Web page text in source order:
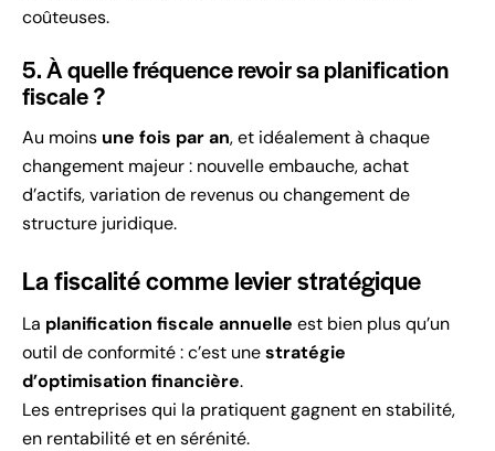
coûteuses.
5. À quelle fréquence revoir sa planification
fiscale ?
Au moins une fois par an, et idéalement à chaque
changement majeur : nouvelle embauche, achat
d’actifs, variation de revenus ou changement de
structure juridique.
La fiscalité comme levier stratégique
La planification fiscale annuelle est bien plus qu’un
outil de conformité : c’est unestratégie
d’optimisation financière.
Les entreprises qui la pratiquent gagnent en stabilité,
en rentabilité et en sérénité.